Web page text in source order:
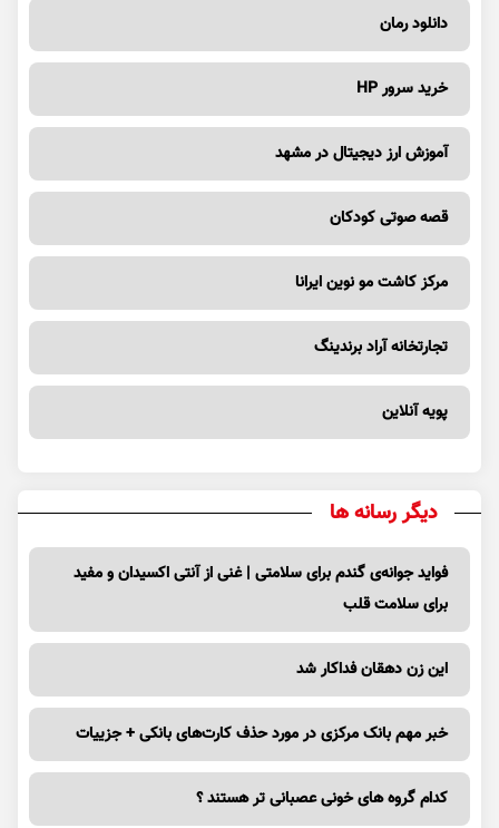
دانلود رمان
خرید سرور HP
آموزش ارز دیجیتال در مشهد
قصه صوتی کودکان
مرکز کاشت مو نوین ایرانا
تجارتخانه آراد برندینگ
پویه آنلاین
دیگر رسانه ها
فواید جوانه‌ی گندم برای سلامتی | غنی از آنتی اکسیدان و مفید
برای سلامت قلب
این زن دهقان فداکار شد
خبر مهم بانک مرکزی در مورد حذف کارت‌های بانکی + جزییات
کدام گروه های خونی عصبانی تر هستند ؟